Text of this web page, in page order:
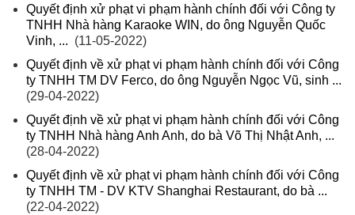
Quyết định xử phạt vi phạm hành chính đối với Công ty
TNHH Nhà hàng Karaoke WIN, do ông Nguyễn Quốc
Vinh, ... (11-05-2022)
Quyết định về xử phạt vi phạm hành chính đối với Công
ty TNHH TM DV Ferco, do ông Nguyễn Ngọc Vũ, sinh ...
(29-04-2022)
Quyết định về xử phạt vi phạm hành chính đối với Công
ty TNHH Nhà hàng Anh Anh, do bà Võ Thị Nhật Anh, ...
(28-04-2022)
Quyết định về xử phạt vi phạm hành chính đối với Công
ty TNHH TM - DV KTV Shanghai Restaurant, do bà ...
(22-04-2022)